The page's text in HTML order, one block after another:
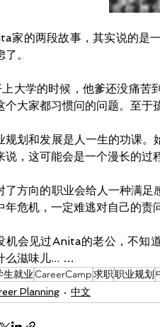
家的两段故事，其实说的是
。
大学的时候，他爹还没痛苦
个大家都习惯问的问题。至于
规划和发展是人一生的功课。
说，这可能会是一个漫长的过
了方向的职业会给人一种满足
年危机，一定难逃对自己的责
机会见过Anita的老公，不知
么滋味儿... …
生就业CareerCamp求职职业规划
Planning 中文